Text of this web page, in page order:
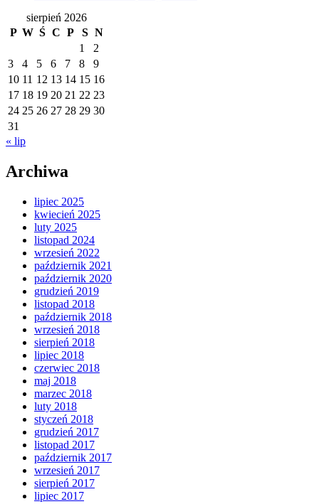
sierpień 2026
P W Ś C P S N
1
2
3
4 5 6 7 8
9
10 11 12 13 14 15 16
17 18 19 20 21 22 23
24 25 26 27 28 29 30
31
« lip
Archiwa
lipiec 2025
kwiecień 2025
luty 2025
listopad 2024
wrzesień 2022
październik 2021
październik 2020
grudzień 2019
listopad 2018
październik 2018
wrzesień 2018
sierpień 2018
lipiec 2018
czerwiec 2018
maj 2018
marzec 2018
luty 2018
styczeń 2018
grudzień 2017
listopad 2017
październik 2017
wrzesień 2017
sierpień 2017
lipiec 2017